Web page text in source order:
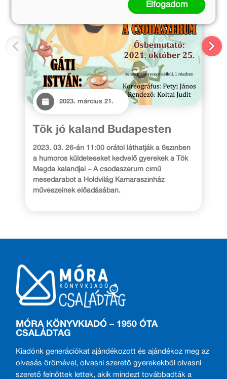
2023. március 21.
Tök jó kaland Budapesten
2023. 03. 26-án 11:00 órától láthatják a 6színben
a humoros küldetéseket kedvelő gyerekek a Tök
Magda kalandjai – A csodaszérum című
mesedarabot a Holdvilág Kamaraszínház
művészeinek előadásában.
MÓRA KÖNYVKIADÓ – 1950 ÓTA
CSALÁDTAG
Kiadónk generációkat ajándékozott és ajándékoz meg az
olvasás örömével, olvasni szerető gyerekekből olvasni
szerető felnőttek lettek, akik mindezt továbbadták a
Elfogadom